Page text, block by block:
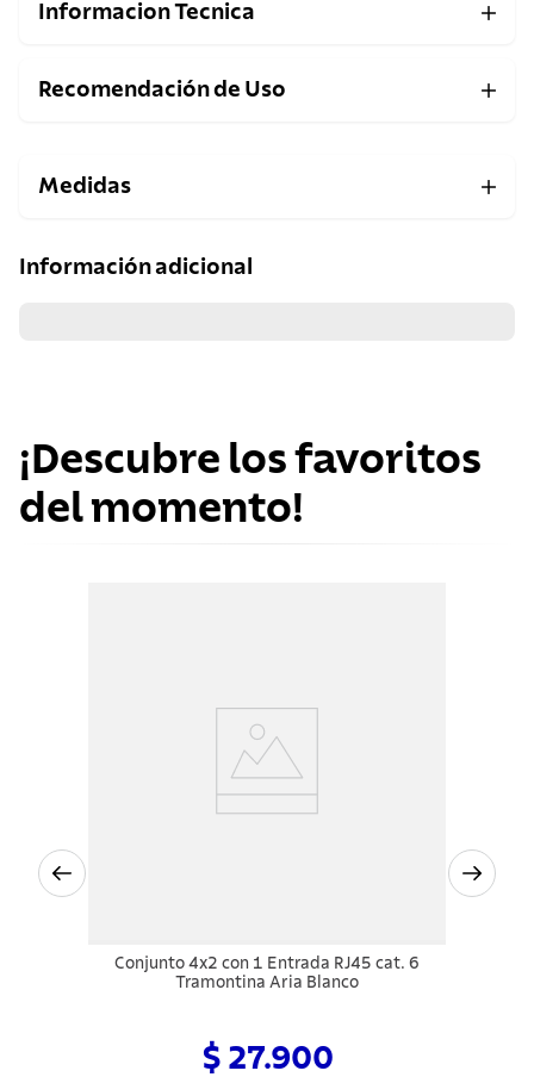
Informacion Tecnica
Recomendación de Uso
Medidas
Información adicional
¡Descubre los favoritos
del momento!
Conjunto 4x2 con 1 Entrada RJ45 cat. 6
Tramontina Aria Blanco
$ 27.900